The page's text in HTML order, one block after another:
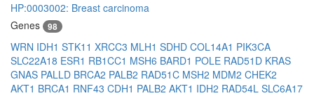
HP:0003002: Breast carcinoma
Genes
98
WRN IDH1 STK11 XRCC3 MLH1 SDHD COL14A1 PIK3CA
SLC22A18 ESR1 RB1CC1 MSH6 BARD1 POLE RAD51D KRAS
GNAS PALLD BRCA2 PALB2 RAD51C MSH2 MDM2 CHEK2
AKT1 BRCA1 RNF43 CDH1 PALB2 AKT1 IDH2 RAD54L SLC6A17